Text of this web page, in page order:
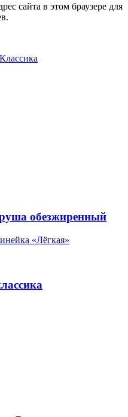
сайта в этом браузере для
Классика
обезжиренный
«Лёгкая»